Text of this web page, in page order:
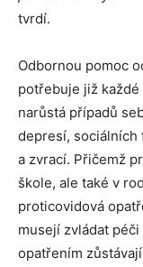
tvrdí.
Odbornou pomoc
potřebuje již
narůstá případů
depresí, sociálních
a zvrací. Přičemž
škole, ale také v
proticovidová
musejí zvládat
opatřením